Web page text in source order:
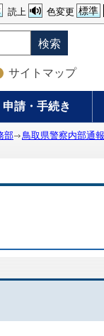
色変更 標準
読上
検索
サイトマップ
申請・手続き
部
鳥取県警察内部通